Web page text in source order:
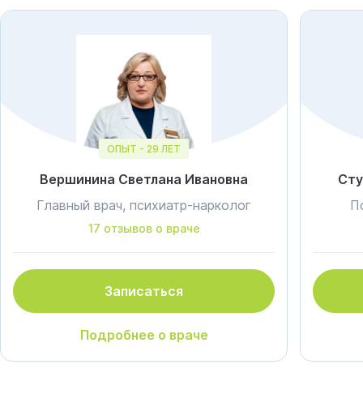
ОПЫТ - 29 ЛЕТ
Вершинина Светлана Ивановна
Главный врач, психиатр-нарколог
17 отзывов о враче
Записаться
Подробнее о враче